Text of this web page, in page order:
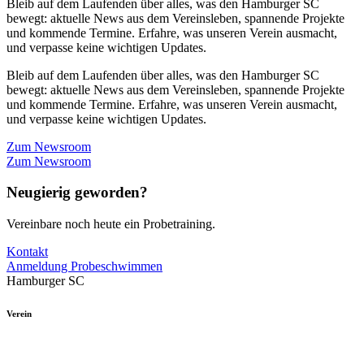
Bleib auf dem Laufenden über alles, was den Hamburger SC
bewegt: aktuelle News aus dem Vereinsleben, spannende Projekte
und kommende Termine. Erfahre, was unseren Verein ausmacht,
und verpasse keine wichtigen Updates.
Bleib auf dem Laufenden über alles, was den Hamburger SC
bewegt: aktuelle News aus dem Vereinsleben, spannende Projekte
und kommende Termine. Erfahre, was unseren Verein ausmacht,
und verpasse keine wichtigen Updates.
Zum Newsroom
Zum Newsroom
Neugierig geworden?
Vereinbare noch heute ein Probetraining.
Kontakt
Anmeldung Probeschwimmen
Hamburger SC
Verein